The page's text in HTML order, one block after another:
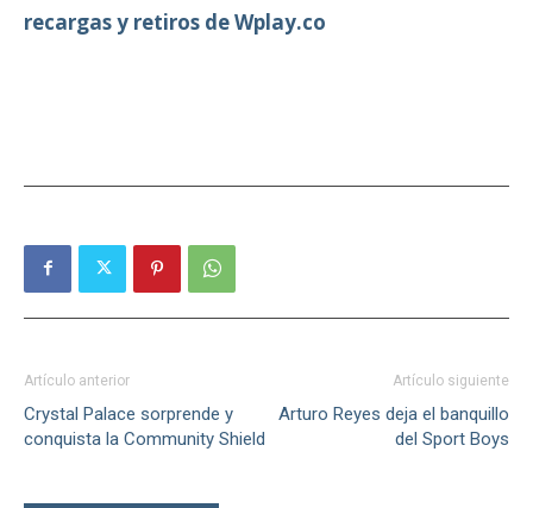
recargas y retiros de Wplay.co
Artículo anterior
Crystal Palace sorprende y
conquista la Community Shield
Artículo siguiente
Arturo Reyes deja el banquillo
del Sport Boys